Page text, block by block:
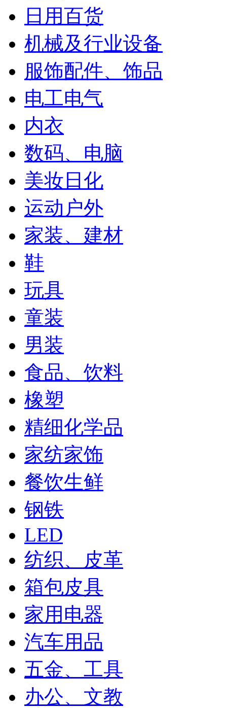
日用百货
机械及行业设备
服饰配件、饰品
电工电气
内衣
数码、电脑
美妆日化
运动户外
家装、建材
鞋
玩具
童装
男装
食品、饮料
橡塑
精细化学品
家纺家饰
餐饮生鲜
钢铁
LED
纺织、皮革
箱包皮具
家用电器
汽车用品
五金、工具
办公、文教